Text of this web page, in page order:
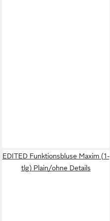
EDITED Funktionsbluse Maxim (1-
tlg) Plain/ohne Details